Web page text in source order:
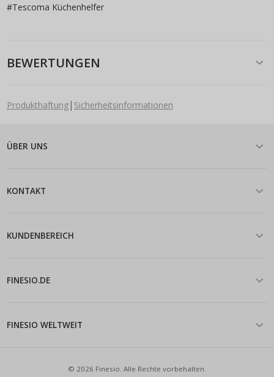
#Tescoma Küchenhelfer
BEWERTUNGEN
Produkthaftung| Sicherheitsinformationen
ÜBER UNS
KONTAKT
KUNDENBEREICH
FINESIO.DE
FINESIO WELTWEIT
© 2026 Finesio. Alle Rechte vorbehalten.